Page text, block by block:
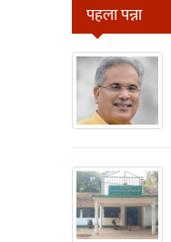
पहला पन्ना